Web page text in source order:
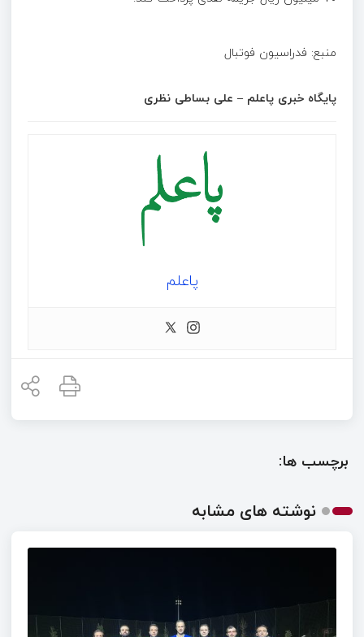
منبع: فدراسیون فوتبال
پایگاه خبری پاعلم – علی بساطی نظری
پاعلم
برچسب ها:
نوشته های مشابه